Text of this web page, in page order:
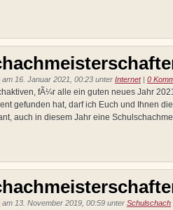
am 16. Januar 2021, 00:23 unter Internet| 0
fÃ¼r alle ein guten neues Jahr
gefunden hat, darf ich Euch und Ihnen
auch in diesem Jahr eine
am 13. November 2019, 00:59 unter Schulschach